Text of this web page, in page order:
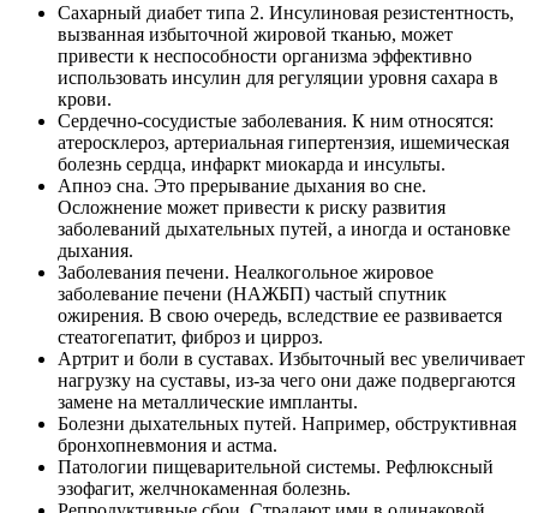
Сахарный диабет типа 2. Инсулиновая резистентность,
вызванная избыточной жировой тканью, может
привести к неспособности организма эффективно
использовать инсулин для регуляции уровня сахара в
крови.
Сердечно-сосудистые заболевания. К ним относятся:
атеросклероз, артериальная гипертензия, ишемическая
болезнь сердца, инфаркт миокарда и инсульты.
Апноэ сна. Это прерывание дыхания во сне.
Осложнение может привести к риску развития
заболеваний дыхательных путей, а иногда и остановке
дыхания.
Заболевания печени. Неалкогольное жировое
заболевание печени (НАЖБП) частый спутник
ожирения. В свою очередь, вследствие ее развивается
стеатогепатит, фиброз и цирроз.
Артрит и боли в суставах. Избыточный вес увеличивает
нагрузку на суставы, из-за чего они даже подвергаются
замене на металлические импланты.
Болезни дыхательных путей. Например, обструктивная
бронхопневмония и астма.
Патологии пищеварительной системы. Рефлюксный
эзофагит, желчнокаменная болезнь.